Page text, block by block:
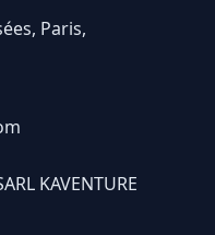
Paris,
KAVENTURE